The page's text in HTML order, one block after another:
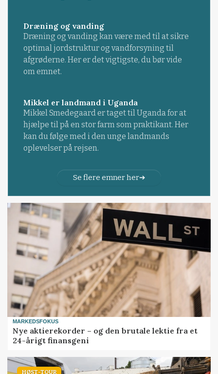
Dræning og vanding
Dræning og vanding kan være med til at sikre
optimal jordstruktur og vandforsyning til
afgrøderne. Her er det vigtigste, du bør vide
om emnet.
Mikkel er landmand i Uganda
Mikkel Smedegaard er taget til Uganda for at
hjælpe til på en stor farm som praktikant. Her
kan du følge med i den unge landmands
oplevelser på rejsen.
Se flere emner her
MARKEDSFOKUS
Nye aktierekorder – og den brutale lektie fra et
24-årigt finansgeni
HØST-TOUR